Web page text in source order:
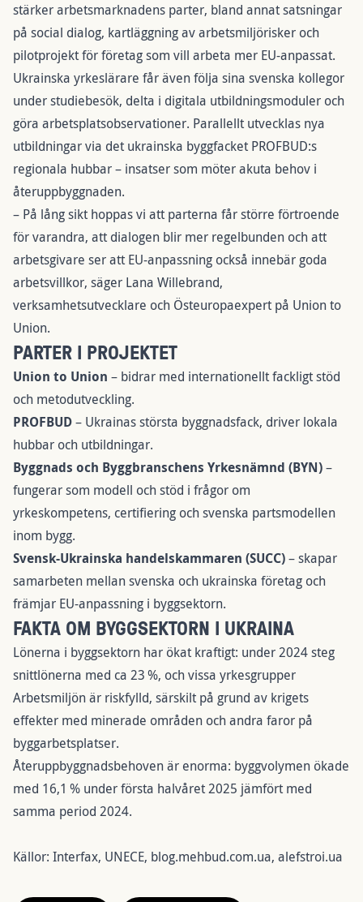
stärker arbetsmarknadens parter, bland annat satsningar
på social dialog, kartläggning av arbetsmiljörisker och
pilotprojekt för företag som vill arbeta mer EU-anpassat.
Ukrainska yrkeslärare får även följa sina svenska kollegor
under studiebesök, delta i digitala utbildningsmoduler och
göra arbetsplatsobservationer. Parallellt utvecklas nya
utbildningar via det ukrainska byggfacket PROFBUD:s
regionala hubbar – insatser som möter akuta behov i
återuppbyggnaden.
– På lång sikt hoppas vi att parterna får större förtroende
för varandra, att dialogen blir mer regelbunden och att
arbetsgivare ser att EU-anpassning också innebär goda
arbetsvillkor, säger Lana Willebrand,
verksamhetsutvecklare och Östeuropaexpert på Union to
Union.
PARTER I PROJEKTET
Union to Union – bidrar med internationellt fackligt stöd
och metodutveckling.
PROFBUD– Ukrainas största byggnadsfack, driver lokala
hubbar och utbildningar.
Byggnads och Byggbranschens Yrkesnämnd (BYN)–
fungerar som modell och stöd i frågor om
yrkeskompetens, certifiering och svenska partsmodellen
inom bygg.
Svensk-Ukrainska handelskammaren (SUCC)– skapar
samarbeten mellan svenska och ukrainska företag och
främjar EU-anpassning i byggsektorn.
FAKTA OM BYGGSEKTORN I UKRAINA
Lönerna i byggsektorn har ökat kraftigt: under 2024 steg
snittlönerna med ca 23 %, och vissa yrkesgrupper
Arbetsmiljön är riskfylld, särskilt på grund av krigets
effekter med minerade områden och andra faror på
byggarbetsplatser.
Återuppbyggnadsbehoven är enorma: byggvolymen ökade
med 16,1 % under första halvåret 2025 jämfört med
samma period 2024.
Källor: Interfax, UNECE, blog.mehbud.com.ua, alefstroi.ua